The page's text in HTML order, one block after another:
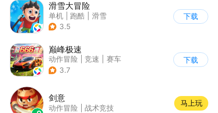
滑雪大冒险
单机 跑酷
滑雪
| 游道易
3.5
下载
巅峰极速
动作冒险 竞速
赛车
| 漂移
3.7
下载
剑意
动作冒险 战术竞技
马上玩